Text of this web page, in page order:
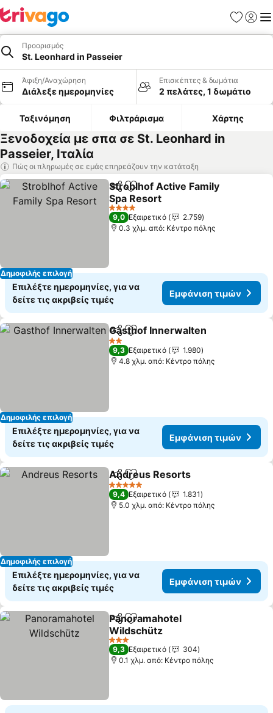
Προορισμός
St. Leonhard in Passeier
Άφιξη/Αναχώρηση
Διάλεξε ημερομηνίες
Επισκέπτες & δωμάτια
2 πελάτες, 1 δωμάτιο
Ταξινόμηση Φιλτράρισμα Χάρτης
Ξενοδοχεία με σπα σε St. Leonhard in
Passeier, Ιταλία
Πώς οι πληρωμές σε εμάς επηρεάζουν την κατάταξη
Δημοφιλής επιλογή
Κοινοποίηση
Προσθήκη στα αγαπημένα
Stroblhof Active Family
Spa Resort
Εμφάνιση τιμών
4 Αστέρια
9,0 Εξαιρετικό
2.759
0.3 χλμ. από: Κέντρο πόλης
Επιλέξτε ημερομηνίες, για να
δείτε τις ακριβείς τιμές
Εμφάνιση τιμών
Δημοφιλής επιλογή
Κοινοποίηση
Προσθήκη στα αγαπημένα
Gasthof Innerwalten
2 Αστέρια
9,3 Εξαιρετικό
1.980
4.8 χλμ. από: Κέντρο πόλης
Επιλέξτε ημερομηνίες, για να
δείτε τις ακριβείς τιμές
Εμφάνιση τιμών
Δημοφιλής επιλογή
Κοινοποίηση
Προσθήκη στα αγαπημένα
Andreus Resorts
5 Αστέρια
9,4 Εξαιρετικό
1.831
5.0 χλμ. από: Κέντρο πόλης
Επιλέξτε ημερομηνίες, για να
δείτε τις ακριβείς τιμές
Εμφάνιση τιμών
Κοινοποίηση
Προσθήκη στα αγαπημένα
Panoramahotel
Wildschütz
Εμφάνιση τιμών
3 Αστέρια
9,3 Εξαιρετικό
304
0.1 χλμ. από: Κέντρο πόλης